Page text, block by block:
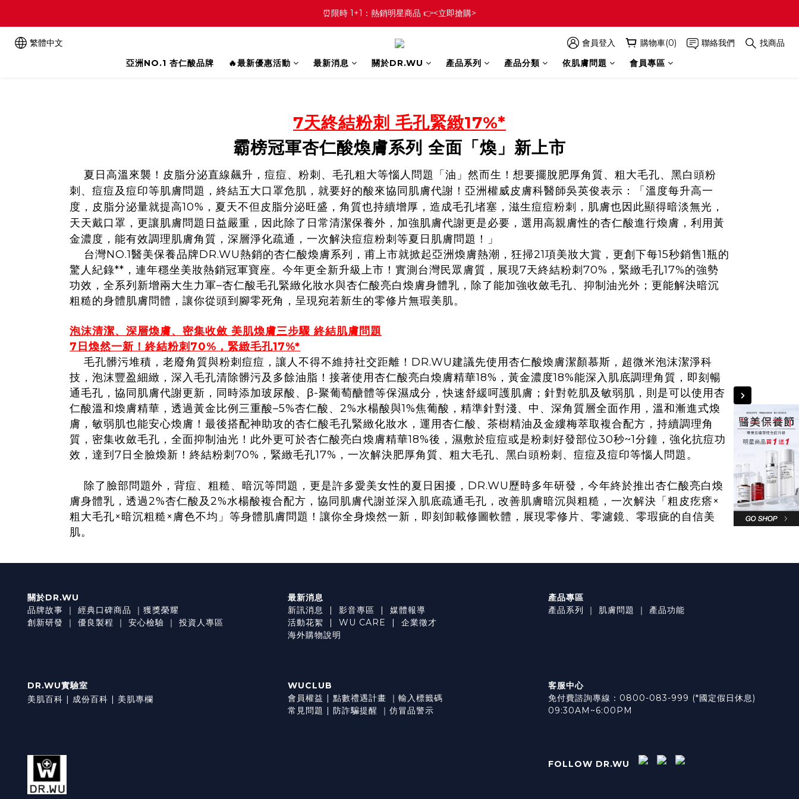
⏰限時 1+1：熱銷明星商品 👉<立即搶購>
繁體中文 會員登入 購物車(0) 聯絡我們
找商品
亞洲NO.1 杏仁酸品牌
🔥最新優惠活動 最新消息 關於DR.WU 產品系列 產品分類 依肌膚問題 會員專區
7天終結粉刺 毛孔緊緻17%*
霸榜冠軍杏仁酸煥膚系列 全面「煥」新上市
夏日高溫來襲！皮脂分泌直線飆升，痘痘、粉刺、毛孔粗大等惱人問題「油」然而生！想要擺脫肥厚角質、粗大毛孔、黑白頭粉
刺、痘痘及痘印等肌膚問題，終結五大口罩危肌，就要好的酸來協同肌膚代謝！亞洲權威皮膚科醫師吳英俊表示：「溫度每升高一
度，皮脂分泌量就提高10%，夏天不但皮脂分泌旺盛，角質也持續增厚，造成毛孔堵塞，滋生痘痘粉刺，肌膚也因此顯得暗淡無光，
天天戴口罩，更讓肌膚問題日益嚴重，因此除了日常清潔保養外，加強肌膚代謝更是必要，選用高親膚性的杏仁酸進行煥膚，利用黃
金濃度，能有效調理肌膚角質，深層淨化疏通，一次解決痘痘粉刺等夏日肌膚問題！」
台灣NO.1醫美保養品牌DR.WU熱銷的杏仁酸煥膚系列，甫上市就掀起亞洲煥膚熱潮，狂掃21項美妝大賞，更創下每15秒銷售1瓶的
驚人紀錄**，連年穩坐美妝熱銷冠軍寶座。今年更全新升級上市！實測台灣民眾膚質，展現7天終結粉刺70%，緊緻毛孔17%的強勢
功效，全系列新增兩大生力軍–杏仁酸毛孔緊緻化妝水與杏仁酸亮白煥膚身體乳，除了能加強收斂毛孔、抑制油光外；更能解決暗沉
粗糙的身體肌膚問體，讓你從頭到腳零死角，呈現宛若新生的零修片無瑕美肌。
泡沫清潔、深層煥膚、密集收斂 美肌煥膚三步驟 終結肌膚問題
7日煥然一新！終結粉刺70%，緊緻毛孔17%*
毛孔髒污堆積，老廢角質與粉刺痘痘，讓人不得不維持社交距離！DR.WU建議先使用杏仁酸煥膚潔顏慕斯，超微米泡沫潔淨科
技，泡沫豐盈細緻，深入毛孔清除髒污及多餘油脂！接著使用杏仁酸亮白煥膚精華18%，黃金濃度18%能深入肌底調理角質，即刻暢
通毛孔，協同肌膚代謝更新，同時添加玻尿酸、β-聚葡萄醣體等保濕成分，快速舒緩呵護肌膚；針對乾肌及敏弱肌，則是可以使用杏
仁酸溫和煥膚精華，透過黃金比例三重酸–5%杏仁酸、2%水楊酸與1%焦葡酸，精準針對淺、中、深角質層全面作用，溫和漸進式煥
膚，敏弱肌也能安心煥膚！最後搭配神助攻的杏仁酸毛孔緊緻化妝水，運用杏仁酸、茶樹精油及金縷梅萃取複合配方，持續調理角
質，密集收斂毛孔，全面抑制油光！此外更可於杏仁酸亮白煥膚精華18%後，濕敷於痘痘或是粉刺好發部位30秒~1分鐘，強化抗痘功
效，達到7日全臉煥新！終結粉刺70%，緊緻毛孔17%，一次解決肥厚角質、粗大毛孔、黑白頭粉刺、痘痘及痘印等惱人問題。
除了臉部問題外，背痘、粗糙、暗沉等問題，更是許多愛美女性的夏日困擾，DR.WU歷時多年研發，今年終於推出杏仁酸亮白煥
膚身體乳，透過2%杏仁酸及2%水楊酸複合配方，協同肌膚代謝並深入肌底疏通毛孔，改善肌膚暗沉與粗糙，一次解決「粗皮疙瘩×
粗大毛孔×暗沉粗糙×膚色不均」等身體肌膚問題！讓你全身煥然一新，即刻卸載修圖軟體，展現零修片、零濾鏡、零瑕疵的自信美
肌。
關於DR.WU
品牌故事 ｜ 經典口碑商品 ｜ 獲獎榮耀
創新研發
｜ 優良製程 ｜ 安心檢驗 ｜ 投資人專區
最新消息
新訊消息
| 影音專區 | 媒體報導
活動花絮
| WU CARE | 企業徵才
海外購物說明
產品專區
產品系列
｜ 肌膚問題 ｜ 產品功能
DR.WU實驗室
美肌百科 | 成份百科 | 美肌專欄
WUCLUB
會員權益 | 點數禮遇計畫 ｜ 輸入標籤碼
常見問題 | 防詐騙提醒 ｜ 仿冒品警示
客服中心
免付費諮詢專線：0800-083-999 (*國定假日休息)
09:30AM~6:00PM
FOLLOW DR.WU